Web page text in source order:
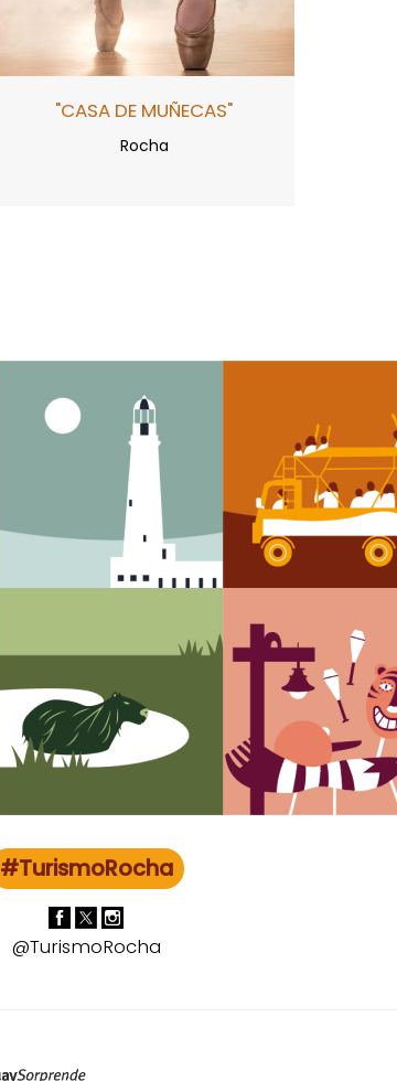
"CASA DE MUÑECAS"
Rocha
#TurismoRocha
@TurismoRocha